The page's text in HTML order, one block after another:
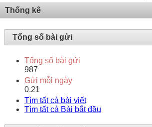
Thống kê
Tổng số bài gửi
Tổng số bài gửi
987
Gửi mỗi ngày
0.21
Tìm tất cả bài viết
Tìm tất cả Bài bắt đầu